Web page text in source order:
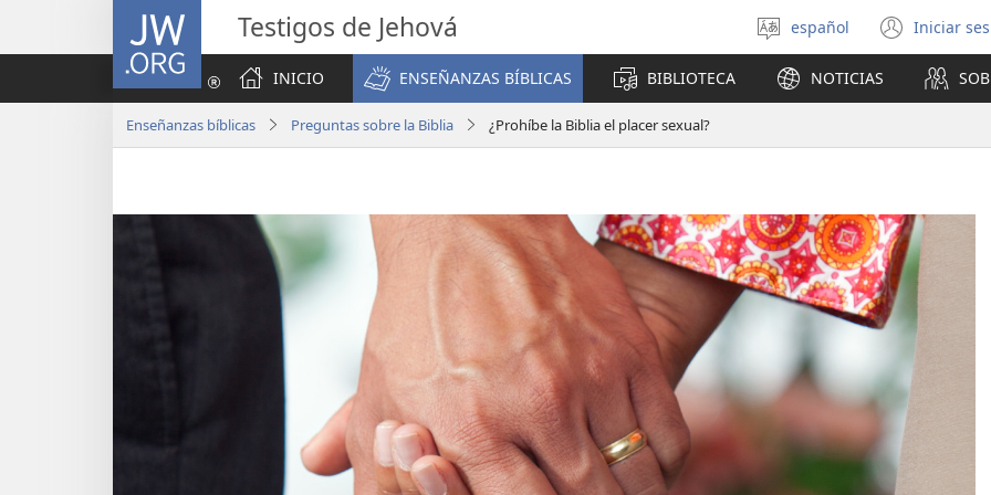
JW.ORG Testigos de Jehová
Seleccionar
idioma
español Iniciar(abre
una
nueva
INICIO
ENSEÑANZAS BÍBLICAS BIBLIOTECA NOTICIAS
Enseñanzas bíblicas Preguntas sobre la Biblia ¿Prohíbe la Biblia el placer sexual?